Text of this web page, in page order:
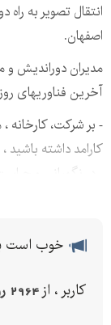
انتقال تصویر به
اصفهان.
مدیران دوراندیش و
آخرین فناوریهای
- بر شرکت، کارخانه
کارامد داشته باشید ،
- در نگهبانی و
های خودرو داشته
سرعت پیشرفت
خوب است
کاربر ، از 2964 روز پیش